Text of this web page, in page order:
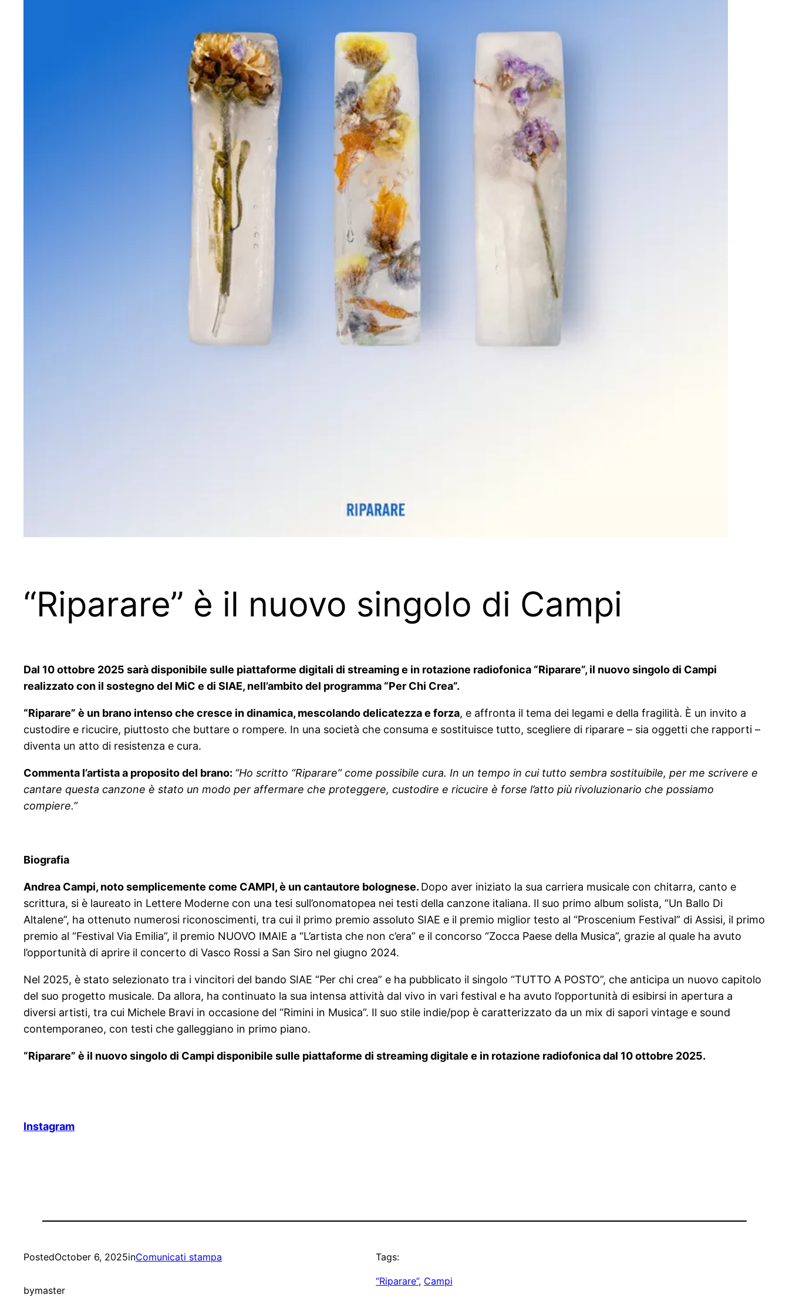
“Riparare” è il nuovo singolo di Campi
Dal 10 ottobre 2025 sarà disponibile sulle piattaforme digitali di streaming e in rotazione radiofonica “Riparare”, il nuovo singolo di Campi
realizzato con il sostegno del MiC e di SIAE, nell’ambito del programma “Per Chi Crea”.
“Riparare” è un brano intenso che cresce in dinamica, mescolando delicatezza e forza, e affronta il tema dei legami e della fragilità. È un invito a
custodire e ricucire, piuttosto che buttare o rompere. In una società che consuma e sostituisce tutto, scegliere di riparare – sia oggetti che rapporti –
diventa un atto di resistenza e cura.
Commenta l’artista a proposito del brano: “Ho scritto “Riparare” come possibile cura. In un tempo in cui tutto sembra sostituibile, per me scrivere e
cantare questa canzone è stato un modo per affermare che proteggere, custodire e ricucire è forse l’atto più rivoluzionario che possiamo
compiere.”
Biografia
Andrea Campi, noto semplicemente come CAMPI, è un cantautore bolognese. Dopo aver iniziato la sua carriera musicale con chitarra, canto e
scrittura, si è laureato in Lettere Moderne con una tesi sull’onomatopea nei testi della canzone italiana. Il suo primo album solista, “Un Ballo Di
Altalene”, ha ottenuto numerosi riconoscimenti, tra cui il primo premio assoluto SIAE e il premio miglior testo al “Proscenium Festival” di Assisi, il primo
premio al “Festival Via Emilia”, il premio NUOVO IMAIE a “L’artista che non c’era” e il concorso “Zocca Paese della Musica”, grazie al quale ha avuto
l’opportunità di aprire il concerto di Vasco Rossi a San Siro nel giugno 2024.
Nel 2025, è stato selezionato tra i vincitori del bando SIAE “Per chi crea” e ha pubblicato il singolo “TUTTO A POSTO”, che anticipa un nuovo capitolo
del suo progetto musicale. Da allora, ha continuato la sua intensa attività dal vivo in vari festival e ha avuto l’opportunità di esibirsi in apertura a
diversi artisti, tra cui Michele Bravi in occasione del “Rimini in Musica”. Il suo stile indie/pop è caratterizzato da un mix di sapori vintage e sound
contemporaneo, con testi che galleggiano in primo piano.
“Riparare” è il nuovo singolo di Campi disponibile sulle piattaforme di streaming digitale e in rotazione radiofonica dal 10 ottobre 2025.
Instagram
PostedOctober 6, 2025inComunicati stampa
bymaster
Tags:
“Riparare”, Campi